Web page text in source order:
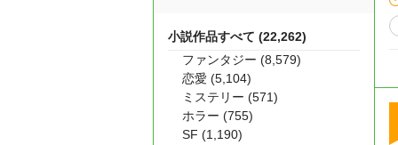
小説作品すべて (22,262)
ファンタジー (8,579)
恋愛 (5,104)
ミステリー (571)
ホラー (755)
SF (1,190)